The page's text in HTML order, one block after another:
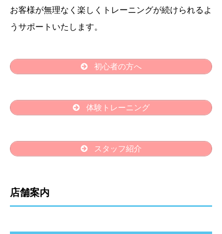
お客様が無理なく楽しくトレーニングが続けられるよ
うサポートいたします。
初心者の方へ
体験トレーニング
スタッフ紹介
店舗案内